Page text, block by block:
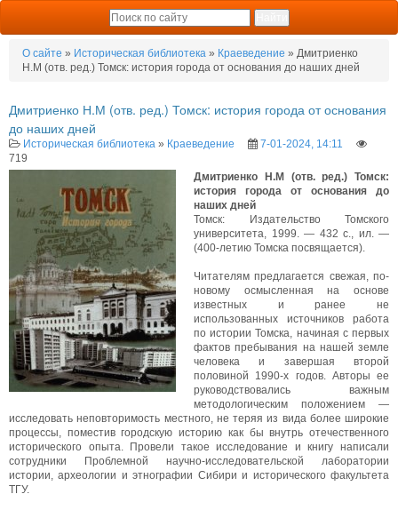
О сайте » Историческая библиотека » Краеведение » Дмитриенко
Н.М (отв. ред.) Томск: история города от основания до наших дней
Дмитриенко Н.М (отв. ред.) Томск: история города от основания
до наших дней
Историческая библиотека » Краеведение
7-01-2024, 14:11
719
Дмитриенко Н.М (отв. ред.) Томск:
история города от основания до
наших дней
Томск: Издательство Томского
университета, 1999. — 432 с., ил. —
(400-летию Томска посвящается).
Читателям предлагается свежая, по-
новому осмысленная на основе
известных и ранее не
использованных источников работа
по истории Томска, начиная с первых
фактов пребывания на нашей земле
человека и завершая второй
половиной 1990-х годов. Авторы ее
руководствовались важным
методологическим положением —
исследовать неповторимость местного, не теряя из вида более широкие
процессы, поместив городскую историю как бы внутрь отечественного
исторического опыта. Провели такое исследование и книгу написали
сотрудники Проблемной научно-исследовательской лаборатории
истории, археологии и этнографии Сибири и исторического факультета
ТГУ.